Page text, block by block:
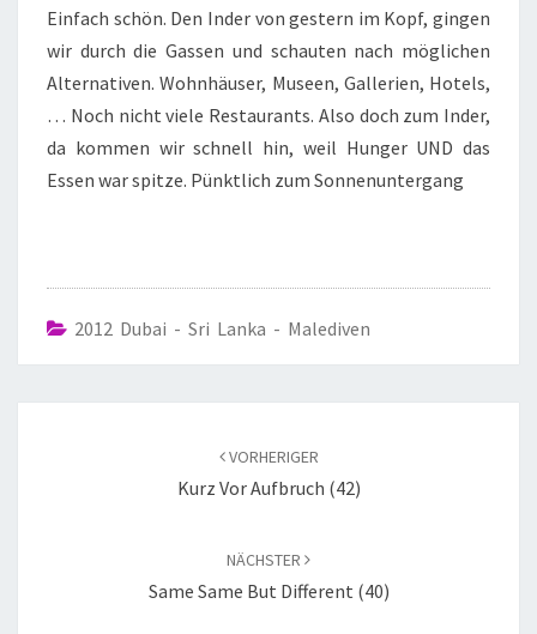
Einfach schön. Den Inder von gestern im Kopf, gingen
wir durch die Gassen und schauten nach möglichen
Alternativen. Wohnhäuser, Museen, Gallerien, Hotels,
… Noch nicht viele Restaurants. Also doch zum Inder,
da kommen wir schnell hin, weil Hunger UND das
Essen war spitze. Pünktlich zum Sonnenuntergang
2012 Dubai - Sri Lanka - Malediven
VORHERIGER
Kurz Vor Aufbruch (42)
NÄCHSTER
Same Same But Different (40)